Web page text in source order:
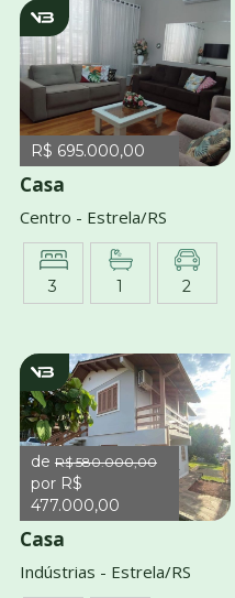
v1829
R$ 695.000,00
Casa
Centro - Estrela/RS
3 1 2
v2842
de R$ 580.000,00
por R$
477.000,00
Casa
Indústrias - Estrela/RS